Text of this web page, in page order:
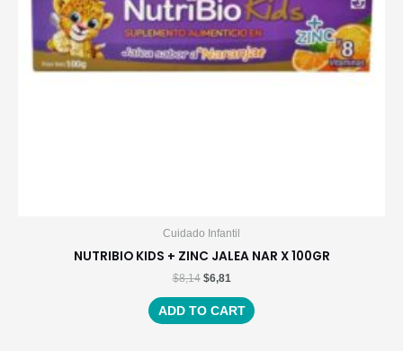
Cuidado Infantil
NUTRIBIO KIDS + ZINC JALEA NAR X 100GR
$8,14 $6,81
ADD TO CART